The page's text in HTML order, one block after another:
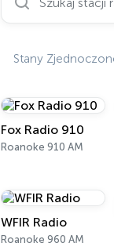
Stany
Fox Radio 910
Roanoke 910 AM
WFIR Radio
Roanoke 960 AM